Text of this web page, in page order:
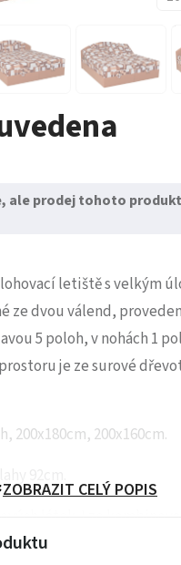
ale prodej tohoto
letiště s velkým
ze dvou válend,
5 poloh, v nohách 1
je ze surové
200x180cm, 200x160cm.
vzorovanými dle
ZOBRAZIT CELÝ POPIS